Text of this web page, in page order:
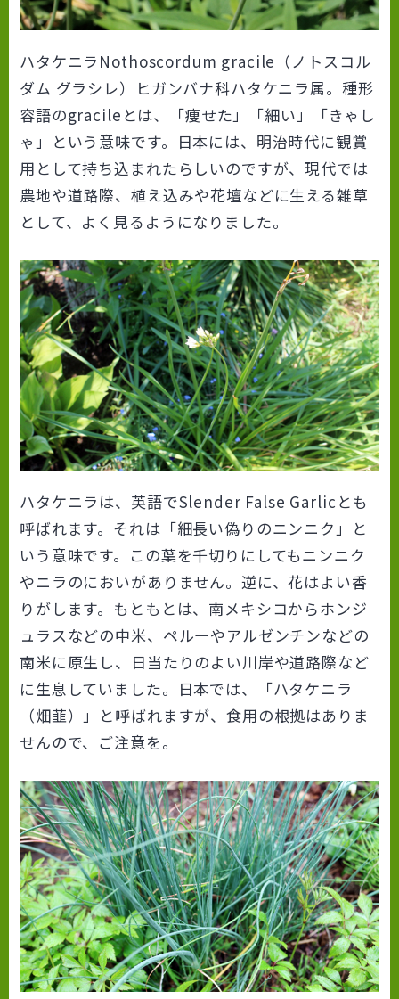
ハタケニラ Nothoscordum gracile （ノトスコル
ダム グラシレ）ヒガンバナ科ハタケニラ属。種形
容語のgracile とは、「痩せた」「細い」「きゃし
ゃ」という意味です。日本には、明治時代に観賞
用として持ち込まれたらしいのですが、現代では
農地や道路際、植え込みや花壇などに生える雑草
として、よく見るようになりました。
ハタケニラは、英語でSlender False Garlicとも
呼ばれます。それは「細長い偽りのニンニク」と
いう意味です。この葉を千切りにしてもニンニク
やニラのにおいがありません。逆に、花はよい香
りがします。もともとは、南メキシコからホンジ
ュラスなどの中米、ペルーやアルゼンチンなどの
南米に原生し、日当たりのよい川岸や道路際など
に生息していました。日本では、「ハタケニラ
（畑韮）」と呼ばれますが、食用の根拠はありま
せんので、ご注意を。